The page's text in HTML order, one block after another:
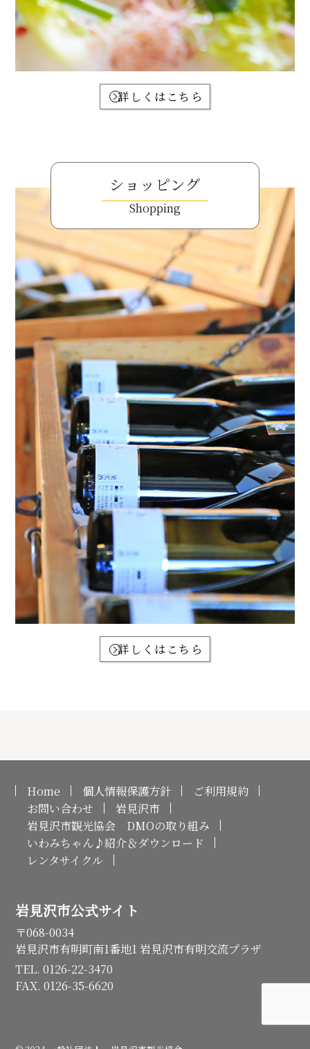
詳しくはこちら
ショッピング
Shopping
詳しくはこちら
Home 個人情報保護方針
ご利用規約
お問い合わせ
岩見沢市
岩見沢市観光協会 DMOの取り組み
いわみちゃん♪紹介＆ダウンロード
レンタサイクル
岩見沢市公式サイト
〒068-0034
岩見沢市有明町南1番地1 岩見沢市有明交流プラザ
TEL. 0126-22-3470
FAX. 0126-35-6620